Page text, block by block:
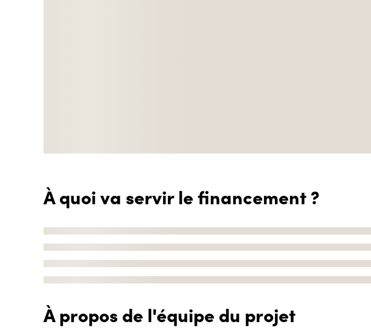
À quoi va servir le financement ?
À propos de l'équipe du projet